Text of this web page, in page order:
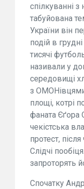
спілкуванні
табуйована
України він
подій в
тисячі
називали у
середовищі
з
площі, котрі
фаната Єґора
чекістська
протест,
Слідчі
запроторять
Спочатку